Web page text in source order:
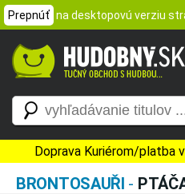
Prepnúť na desktopovú verziu
Doprava Kuriérom/platba
BRONTOSAUŘI -